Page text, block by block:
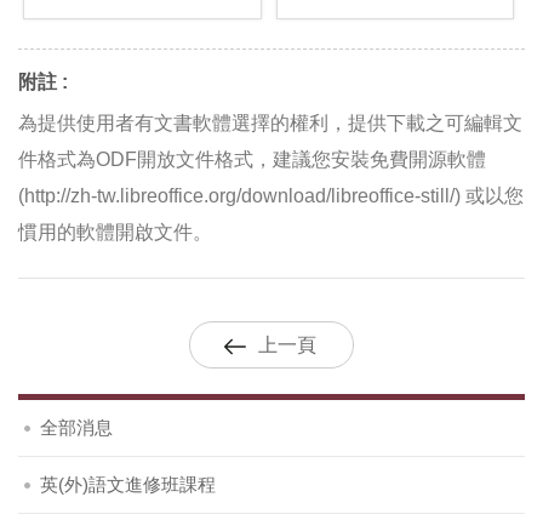
附註 :
為提供使用者有文書軟體選擇的權利，提供下載之可編輯文
件格式為ODF開放文件格式，建議您安裝免費開源軟體
(http://zh-tw.libreoffice.org/download/libreoffice-still/) 或以您
慣用的軟體開啟文件。
上一頁
全部消息
英(外)語文進修班課程